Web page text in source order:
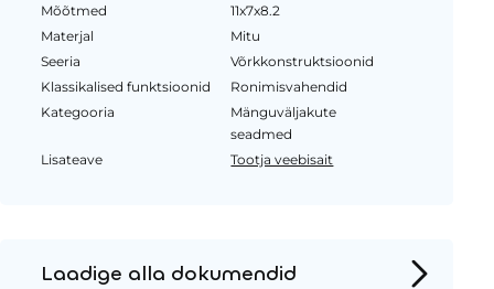
Mõõtmed
11x7x8.2
Materjal
Mitu
Seeria
Võrkkonstruktsioonid
Klassikalised funktsioonid
Ronimisvahendid
Kategooria
Mänguväljakute
seadmed
Lisateave
Tootja veebisait
Laadige alla dokumendid